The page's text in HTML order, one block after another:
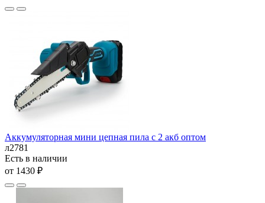
Аккумуляторная мини цепная пила с 2 акб оптом
л2781
Есть в наличии
от 1430 ₽